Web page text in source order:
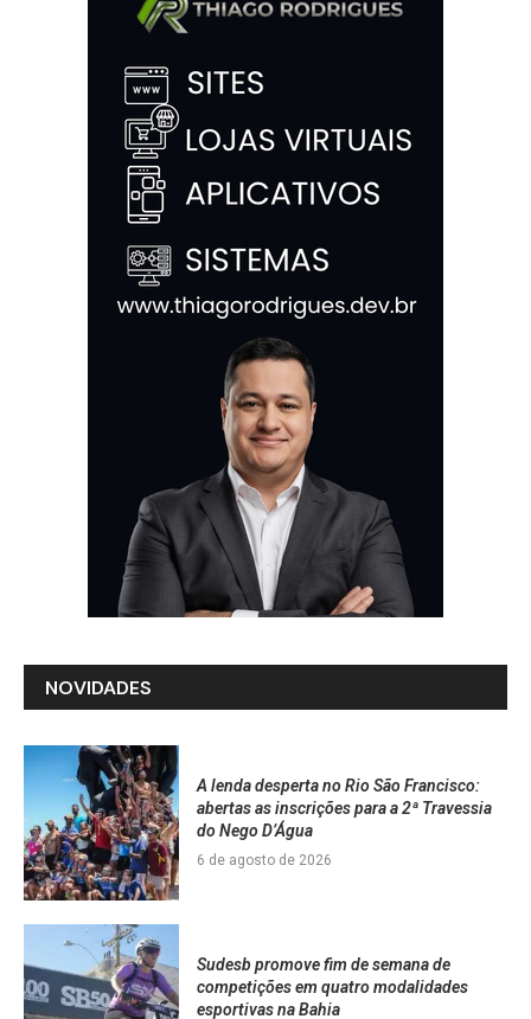
NOVIDADES
A lenda desperta no Rio São Francisco:
abertas as inscrições para a 2ª Travessia
do Nego D’Água
6 de agosto de 2026
Sudesb promove fim de semana de
competições em quatro modalidades
esportivas na Bahia